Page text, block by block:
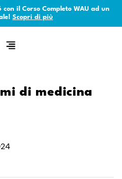
il Corso Completo WAU ad un
Scopri di più
di medicina